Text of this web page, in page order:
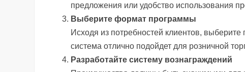
предложения или удобство использования
Выберите формат программы
Исходя из потребностей клиентов,
система отлично подойдет для розничной
Разработайте систему вознаграждений